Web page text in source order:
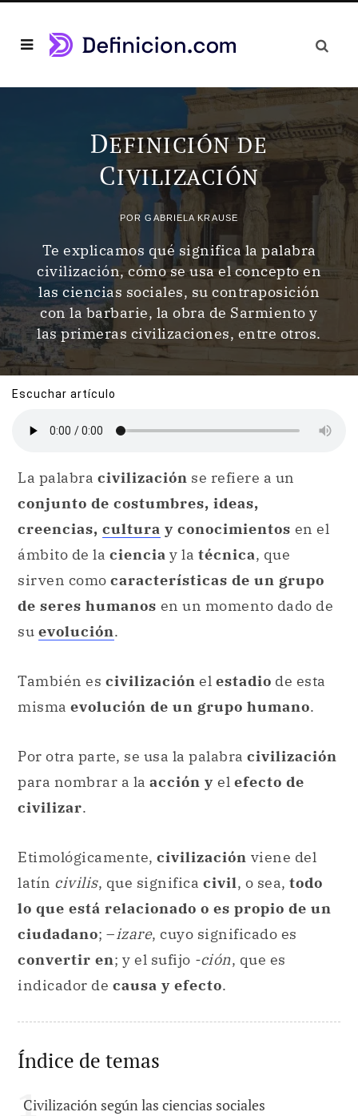
DEFINICIÓN DE
CIVILIZACIÓN
PORGABRIELA KRAUSE
Te explicamos qué significa la palabra
civilización, cómo se usa el concepto en
las ciencias sociales, su contraposición
con la barbarie, la obra de Sarmiento y
las primeras civilizaciones, entre otros.
Escuchar artículo
La palabra civilización se refiere a un
conjunto de costumbres, ideas,
creencias, cultura y conocimientos en el
ámbito de la ciencia y la técnica, que
sirven como características de un grupo
de seres humanos en un momento dado de
su evolución.
También es civilización el estadio de esta
misma evolución de un grupo humano.
Por otra parte, se usa la palabra civilización
para nombrar a la acción y el efecto de
civilizar.
Etimológicamente, civilización viene del
latín civilis, que significa civil, o sea, todo
lo que está relacionado o es propio de un
ciudadano; –izare, cuyo significado es
convertir en; y el sufijo -ción, que es
indicador de causa y efecto.
Índice de temas
Civilización según las ciencias sociales